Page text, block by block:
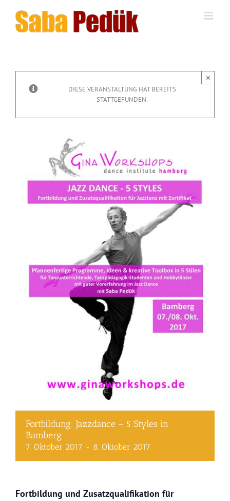
Inhalt
springen
DIESE VERANSTALTUNG HAT BEREITS
STATTGEFUNDEN.
×
Fortbildung: Jazzdance – 5 Styles in
Bamberg
7. Oktober 2017 - 8. Oktober 2017
Fortbildung und Zusatzqualifikation für